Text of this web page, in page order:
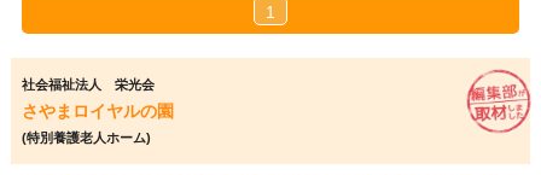
1
社会福祉法人 栄光会
さやまロイヤルの園
(特別養護老人ホーム)